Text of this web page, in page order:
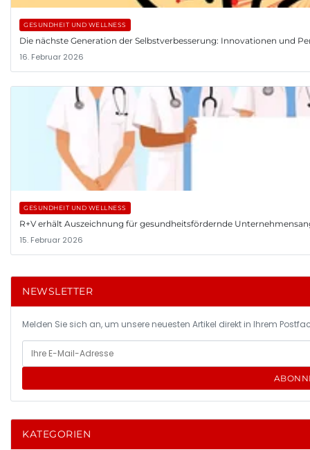
GESUNDHEIT UND WELLNESS
Die nächste Generation der Selbstverbesserung: Innovationen und
16. Februar 2026
GESUNDHEIT UND WELLNESS
R+V erhält Auszeichnung für gesundheitsfördernde
15. Februar 2026
NEWSLETTER
Melden Sie sich an, um unsere neuesten Artikel direkt in Ihrem
KATEGORIEN